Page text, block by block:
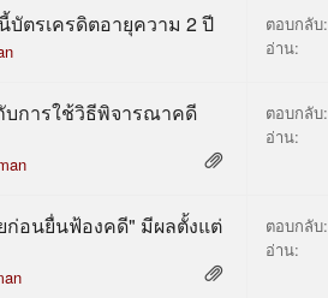
ตรเครดิตอายุความ 2 ปี ตอบกลับ:
อ่าน:
บการใช้วิธีพิจารณาคดี
ตอบกลับ:
อ่าน:
ก่อนยื่นฟ้องคดี" มีผลตั้งแต่
ตอบกลับ:
อ่าน: